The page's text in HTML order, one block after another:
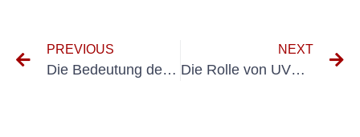
PREVIOUS
Die Bedeutung der Elektroprüfung in der Transportbranche
NEXT
Die Rolle von UVV-Gabelstaplern bei der Gewährleistung der Sicherheit am Arbeitsplatz